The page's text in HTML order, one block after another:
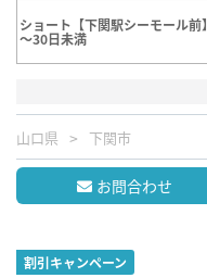
ショート【下関駅シーモール前】
～30日未満
山口県 下関市
お問合わせ
割引キャンペーン